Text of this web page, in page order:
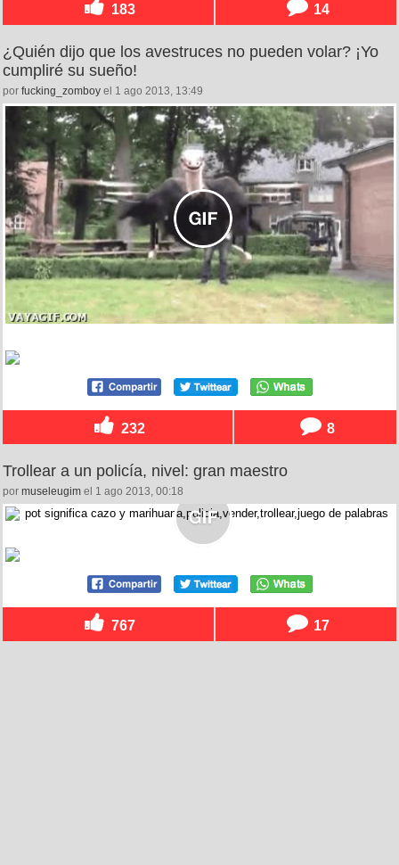
183 14
¿Quién dijo que los avestruces no pueden volar? ¡Yo
cumpliré su sueño!
por fucking_zomboy el 1 ago 2013, 13:49
232 8
Trollear a un policía, nivel: gran maestro
por museleugim el 1 ago 2013, 00:18
767 17